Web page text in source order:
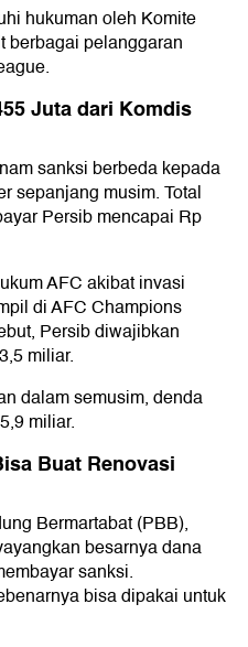
hukuman oleh Komite
berbagai pelanggaran
.
Juta dari Komdis
sanksi berbeda kepada
sepanjang musim. Total
Persib mencapai Rp
AFC akibat invasi
diAFC Champions
Persib diwajibkan
miliar.
dalam semusim, denda
miliar.
Buat Renovasi
Bermartabat (PBB),
besarnya dana
sanksi.
bisa dipakai untuk